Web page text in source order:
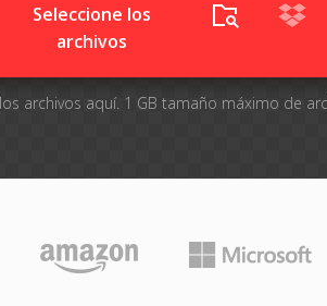
Seleccione los
archivos
archivos aquí. 1 GB tamaño máximo de